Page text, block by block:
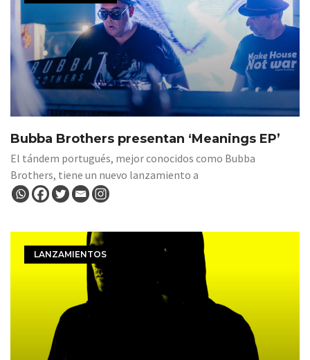
Bubba Brothers presentan ‘Meanings EP’
El tándem portugués, mejor conocidos como Bubba
Brothers, tiene un nuevo lanzamiento a
LANZAMIENTOS